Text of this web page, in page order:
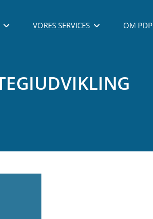
VORES SERVICES OM PDP